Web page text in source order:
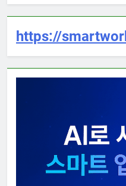
https://